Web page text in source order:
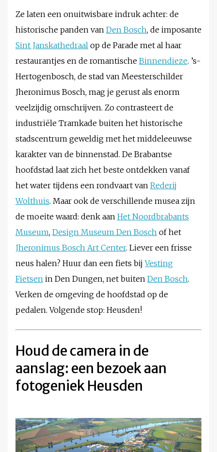
Ze laten een onuitwisbare indruk achter: de
historische panden van Den Bosch, de imposante
Sint Janskathedraal op de Parade met al haar
restaurantjes en de romantische Binnendieze. ’s-
Hertogenbosch, de stad van Meesterschilder
Jheronimus Bosch, mag je gerust als enorm
veelzijdig omschrijven. Zo contrasteert de
industriële Tramkade buiten het historische
stadscentrum geweldig met het middeleeuwse
karakter van de binnenstad. De Brabantse
hoofdstad laat zich het beste ontdekken vanaf
het water tijdens een rondvaart van Rederij
Wolthuis. Maar ook de verschillende musea zijn
de moeite waard: denk aan Het Noordbrabants
Museum, Design Museum Den Bosch of het
Jheronimus Bosch Art Center. Liever een frisse
neus halen? Huur dan een fiets bijVesting
Fietsen in Den Dungen, net buiten Den Bosch.
Verken de omgeving de hoofdstad op de
pedalen. Volgende stop: Heusden!
Houd de camera in de
aanslag: een bezoek aan
fotogeniek Heusden